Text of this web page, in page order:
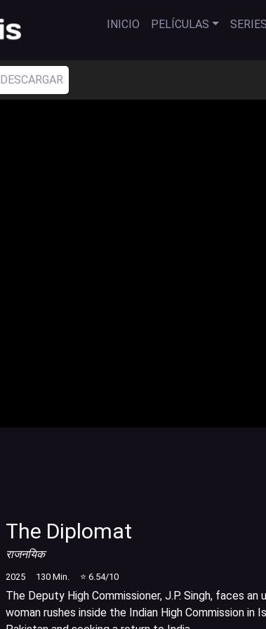
INICIO PELÍCULAS SERIES
DESCARGAR
The Diplomat
राजनयिक
2025 130 Min. ⭐ 6.54/10
The Deputy High Commissioner, J.P. Singh, faces an
woman rushes inside the Indian High Commission in